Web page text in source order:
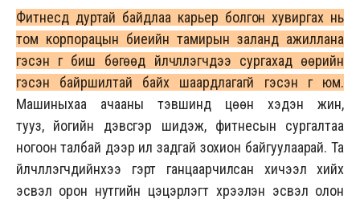
Фитнесд дуртай байдлаа карьер болгон хувиргах нь
том корпорацын биеийн тамирын заланд ажиллана
гэсэн үг биш бөгөөд үйлчлүүлэгчдээ сургахад өөрийн
гэсэн байршилтай байх шаардлагагүй гэсэн үг юм.
Машиныхаа ачааны тэвшинд цөөн хэдэн жин,
тууз, йогийн дэвсгэр шидэж, фитнесын сургалтаа
ногоон талбай дээр ил задгай зохион байгуулаарай. Та
үйлчлүүлэгчдийнхээ гэрт ганцаарчилсан хичээл хийх
эсвэл орон нутгийн цэцэрлэгт хүрээлэн эсвэл олон